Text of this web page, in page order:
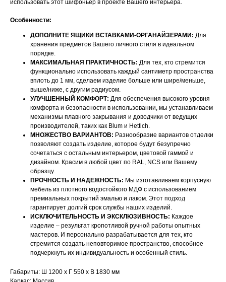
использовать этот шифоньер в проекте Вашего интерьера.
Особенности:
ДОПОЛНИТЕ ЯЩИКИ ВСТАВКАМИ-ОРГАНАЙЗЕРАМИ: Для
хранения предметов Вашего личного стиля в идеальном
порядке.
МАКСИМАЛЬНАЯ ПРАКТИЧНОСТЬ: Для тех, кто стремится
функционально использовать каждый сантиметр пространства
вплоть до 1 мм, сделаем изделие больше или шире/меньше,
выше/ниже, с другим радиусом.
УЛУЧШЕННЫЙ КОМФОРТ: Для обеспечения высокого уровня
комфорта и безопасности в использовании, мы устанавливаем
механизмы плавного закрывания и доводчики от ведущих
производителей, таких как Blum и Hettich.
МНОЖЕСТВО ВАРИАНТОВ: Разнообразие вариантов отделки
позволяют создать изделие, которое будут безупречно
сочетаться с остальным интерьером, цветовой гаммой и
дизайном. Красим в любой цвет по RAL, NCS или Вашему
образцу.
ПРОЧНОСТЬ И НАДЁЖНОСТЬ: Мы изготавливаем корпусную
мебель из плотного водостойкого МДФ с использованием
премиальных покрытий эмалью и лаком. Этот подход
гарантирует долгий срок службы наших изделий.
ИСКЛЮЧИТЕЛЬНОСТЬ И ЭКСКЛЮЗИВНОСТЬ: Каждое
изделие – результат кропотливой ручной работы опытных
мастеров. И персонально разрабатывается для тех, кто
стремится создать неповторимое пространство, способное
подчеркнуть их индивидуальность и особенный стиль.
Габариты: Ш 1200 х Г 550 х В 1830 мм
Воспользуйтесь формой обратной связи,
чтобы связаться с нами
НАШИ МЕНЕДЖЕРЫ ГОТОВЫ
ОТВЕТИТЬ НА ЛЮБЫЕ
ВОПРОСЫ